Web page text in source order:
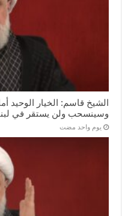
الشيخ قاسم: الخيار الوحيد
وسينسحب ولن يستقر في
‏يوم واحد مضت